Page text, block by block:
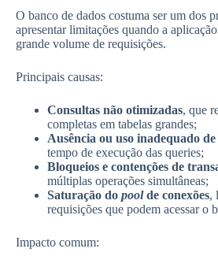
O banco de dados costuma ser um dos
apresentar limitações quando a
grande volume de requisições.
Principais causas:
Consultas não otimizadas, que
completas em tabelas grandes;
Ausência ou uso inadequado
tempo de execução das queries;
Bloqueios e contenções de
múltiplas operações simultâneas;
Saturação do poolde conexões,
requisições que podem acessar o
Impacto comum: